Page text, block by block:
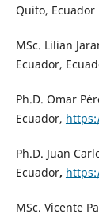
Quito, Ecuador
MSc. Lilian
Ecuador,
Ph.D. Omar
Ecuador,
Ph.D. Juan
Ecuador,
MSc. Vicente